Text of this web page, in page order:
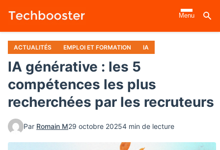
contenu
principal
Menu
ACTUALITÉS EMPLOI ET FORMATION IA
IA générative : les 5
compétences les plus
recherchées par les recruteurs
Par Romain M29 octobre 20254 min de lecture